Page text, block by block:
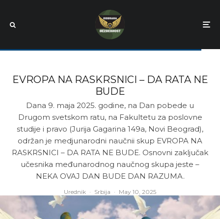
EVROPA NA RASKRSNICI – DA RATA NE
BUDE
Dana 9. maja 2025. godine, na Dan pobede u
Drugom svetskom ratu, na Fakultetu za poslovne
studije i pravo (Jurija Gagarina 149a, Novi Beograd),
održan je medjunarodni naučnii skup EVROPA NA
RASKRSNICI – DA RATA NE BUDE. Osnovni zaključak
učesnika međunarodnog naučnog skupa jeste –
NEKA OVAJ DAN BUDE DAN RAZUMA.
Urednik · Srbija · May 10, 2025